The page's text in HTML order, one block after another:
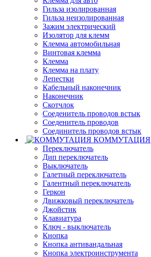
Гильза изолированная
Гильза неизолированная
Зажим электрический
Изолятор для клемм
Клемма автомобильная
Винтовая клемма
Клемма
Клемма на плату
Лепестки
Кабельный наконечник
Наконечник
Скотчлок
Соеденитель проводов встык
Соеденитель проводов
Соединитель проводов встык
КОММУТАЦИЯ
Переключатель
Дип переключатель
Выключатель
Галетный переключатель
Галентный переключатель
Геркон
Движковый переключатель
Джойстик
Клавиатура
Ключ - выключатель
Кнопка
Кнопка антивандальная
Кнопка электроинструмента